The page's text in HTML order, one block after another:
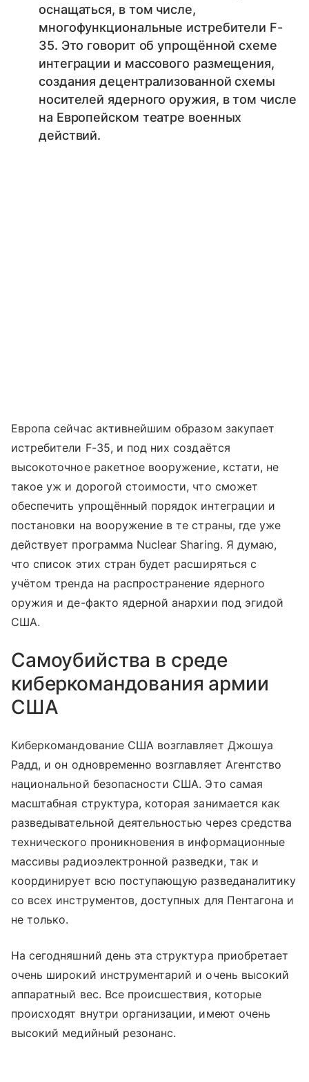
оснащаться, в том числе,
многофункциональные истребители F-
35. Это говорит об упрощённой схеме
интеграции и массового размещения,
создания децентрализованной схемы
носителей ядерного оружия, в том числе
на Европейском театре военных
действий.
Европа сейчас активнейшим образом закупает
истребители F-35, и под них создаётся
высокоточное ракетное вооружение, кстати, не
такое уж и дорогой стоимости, что сможет
обеспечить упрощённый порядок интеграции и
постановки на вооружение в те страны, где уже
действует программа Nuclear Sharing. Я думаю,
что список этих стран будет расширяться с
учётом тренда на распространение ядерного
оружия и де-факто ядерной анархии под эгидой
США.
Самоубийства в среде
киберкомандования армии
США
Киберкомандование США возглавляет Джошуа
Радд, и он одновременно возглавляет Агентство
национальной безопасности США. Это самая
масштабная структура, которая занимается как
разведывательной деятельностью через средства
технического проникновения в информационные
массивы радиоэлектронной разведки, так и
координирует всю поступающую разведаналитику
со всех инструментов, доступных для Пентагона и
не только.
На сегодняшний день эта структура приобретает
очень широкий инструментарий и очень высокий
аппаратный вес. Все происшествия, которые
происходят внутри организации, имеют очень
высокий медийный резонанс.